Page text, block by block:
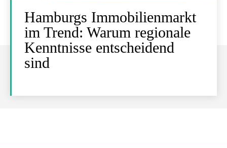
Hamburgs Immobilienmarkt
im Trend: Warum regionale
Kenntnisse entscheidend
sind